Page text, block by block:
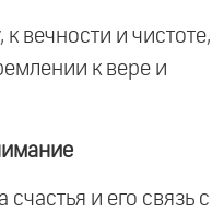
к вечности и чистоте,
к вере и
и его связь с